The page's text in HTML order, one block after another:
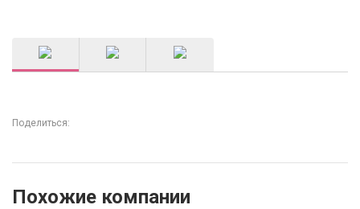
Поделиться:
Похожие компании